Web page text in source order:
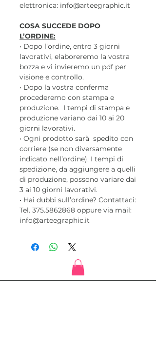
elettronica: info@arteegraphic.it
COSA SUCCEDE DOPO
L’ORDINE:
• Dopo l’ordine, entro 3 giorni
lavorativi, elaboreremo la vostra
bozza e vi invieremo un pdf per
visione e controllo.
• Dopo la vostra conferma
procederemo con stampa e
produzione. I tempi di stampa e
produzione variano dai 10 ai 20
giorni lavorativi.
• Ogni prodotto sarà spedito con
corriere (se non diversamente
indicato nell’ordine). I tempi di
spedizione, da aggiungere a quelli
di produzione, possono variare dai
3 ai 10 giorni lavorativi.
• Hai dubbi sull’ordine? Contattaci:
Tel. 375.5862868 oppure via mail:
info@arteegraphic.it